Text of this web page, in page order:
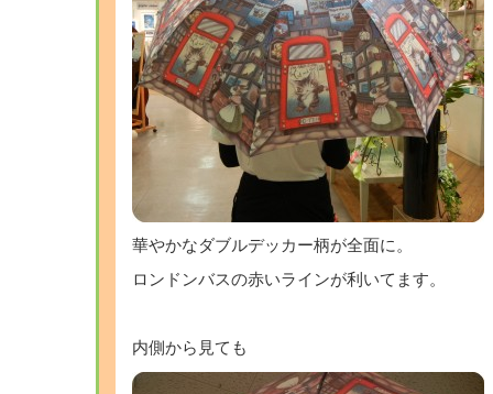
華やかなダブルデッカー柄が全面に。
ロンドンバスの赤いラインが利いてます。
内側から見ても